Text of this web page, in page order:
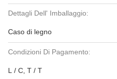
Dettagli Dell' Imballaggio:
Caso di legno
Condizioni Di Pagamento:
L / C, T / T